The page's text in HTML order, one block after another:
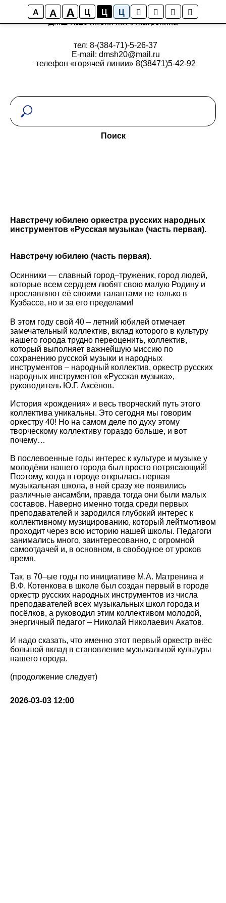
A A A Ц Ц
Ц
ДМШ №20 имени М. А. Матренина
тел: 8-(384-71)-5-26-37
E-mail: dmsh20@mail.ru
телефон «горячей линии» 8(38471)5-42-92
Поиск
Навстречу юбилею оркестра русских народных
инструментов «Русская музыка» (часть первая).
Навстречу юбилею (часть первая).
Осинники — славный город–труженик, город людей,
которые всем сердцем любят свою малую Родину и
прославляют её своими талантами не только в
Кузбассе, но и за его пределами!
В этом году свой 40 – летний юбилей отмечает
замечательный коллектив, вклад которого в культуру
нашего города трудно переоценить, коллектив,
который выполняет важнейшую миссию по
сохранению русской музыки и народных
инструментов – народный коллектив, оркестр русских
народных инструментов «Русская музыка»,
руководитель Ю.Г. Аксёнов.
История «рождения» и весь творческий путь этого
коллектива уникальны. Это сегодня мы говорим
оркестру 40! Но на самом деле по духу этому
творческому коллективу гораздо больше, и вот
почему…
В послевоенные годы интерес к культуре и музыке у
молодёжи нашего города был просто потрясающий!
Поэтому, когда в городе открылась первая
музыкальная школа, в ней сразу же появились
различные ансамбли, правда тогда они были малых
составов. Наверно именно тогда среди первых
преподавателей и зародился глубокий интерес к
коллективному музицированию, который лейтмотивом
проходит через всю историю нашей школы. Педагоги
занимались много, заинтересованно, с огромной
самоотдачей и, в основном, в свободное от уроков
время.
Так, в 70–ые годы по инициативе М.А. Матренина и
В.Ф. Котенкова в школе был создан первый в городе
оркестр русских народных инструментов из числа
преподавателей всех музыкальных школ города и
посёлков, а руководил этим коллективом молодой,
энергичный педагог – Николай Николаевич Акатов.
И надо сказать, что именно этот первый оркестр внёс
большой вклад в становление музыкальной культуры
нашего города.
(продолжение следует)
2026-03-03 12:00